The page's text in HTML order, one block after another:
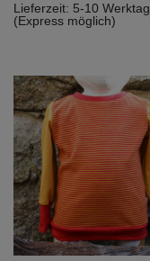
Lieferzeit: 5-10
(Express möglich)